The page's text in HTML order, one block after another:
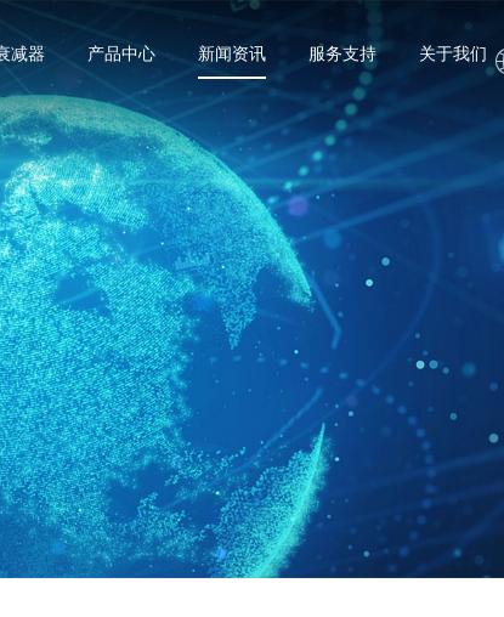
减器 产品中心 新闻资讯 服务支持 关于我们